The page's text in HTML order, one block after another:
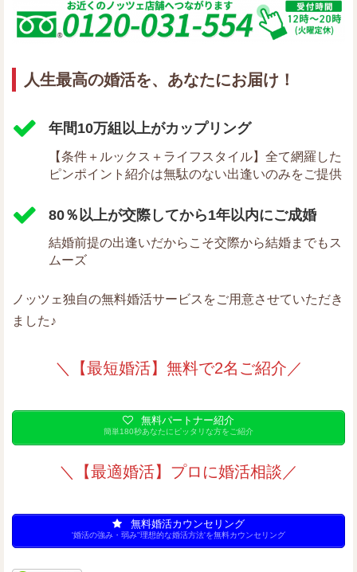
人生最高の婚活を、あなたにお届け！
年間10万組以上がカップリング
【条件＋ルックス＋ライフスタイル】全て網羅した
ピンポイント紹介は無駄のない出逢いのみをご提供
80％以上が交際してから1年以内にご成婚
結婚前提の出逢いだからこそ交際から結婚までもス
ムーズ
ノッツェ独自の無料婚活サービスをご用意させていただき
ました♪
＼【最短婚活】無料で2名ご紹介／
無料パートナー紹介
簡単180秒あなたにピッタリな方をご紹介
＼【最適婚活】プロに婚活相談／
無料婚活カウンセリング
'婚活の強み・弱み''理想的な婚活方法'を無料カウンセリング